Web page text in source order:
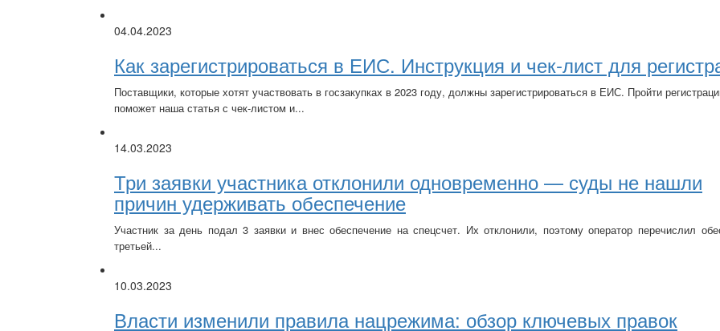
04.04.2023
Как зарегистрироваться в ЕИС. Инструкция и чек‑лист для
Поставщики, которые хотят участвовать в госзакупках в 2023 году, должны зарегистрироваться в ЕИС. Пройти
поможет наша статья с чек-листом и...
14.03.2023
Три заявки участника отклонили одновременно — суды не нашли
причин удерживать обеспечение
Участник за день подал 3 заявки и внес обеспечение на спецсчет. Их отклонили, поэтому оператор перечислил
третьей...
10.03.2023
Власти изменили правила нацрежима: обзор ключевых правок